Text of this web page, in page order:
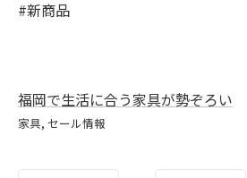
#新商品
福岡で生活に合う家具が勢ぞろい
家具 セール情報